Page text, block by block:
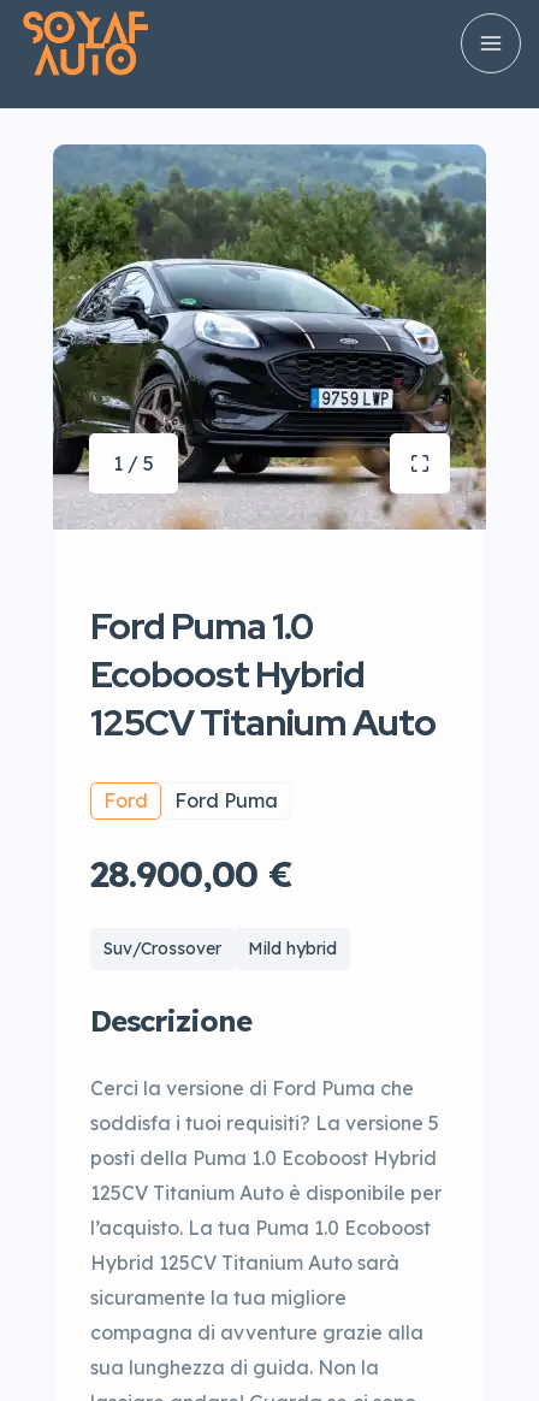
1 / 5
Ford Puma 1.0
Ecoboost Hybrid
125CV Titanium Auto
Ford Ford Puma
28.900,00 €
Suv/Crossover Mild hybrid
Descrizione
Cerci la versione di Ford Puma che
soddisfa i tuoi requisiti? La versione 5
posti della Puma 1.0 Ecoboost Hybrid
125CV Titanium Auto è disponibile per
l’acquisto. La tua Puma 1.0 Ecoboost
Hybrid 125CV Titanium Auto sarà
sicuramente la tua migliore
compagna di avventure grazie alla
sua lunghezza di guida. Non la